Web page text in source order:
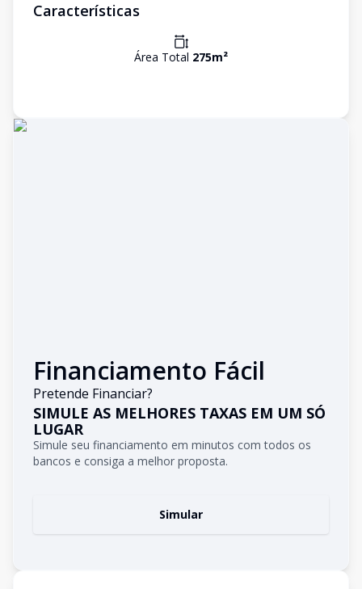
Características
Área Total 275m²
Financiamento Fácil
Pretende Financiar?
SIMULE AS MELHORES TAXAS EM UM SÓ
LUGAR
Simule seu financiamento em minutos com todos os
bancos e consiga a melhor proposta.
Simular